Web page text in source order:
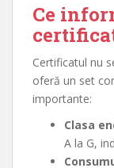
Ce
Certificatul nu
oferă un set
importante:
Clasa
A la G,